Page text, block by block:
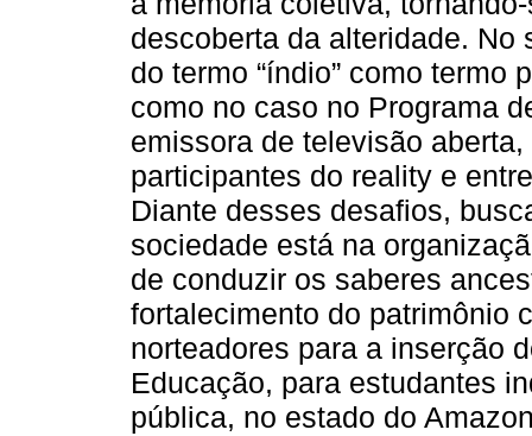
descoberta da alteridade.
do termo “índio” como termo
como no caso no Programa
emissora de televisão
participantes do reality e
Diante desses desafios,
sociedade está na
de conduzir os saberes
fortalecimento do patrimônio
norteadores para a inserção
Educação, para estudantes
pública, no estado do